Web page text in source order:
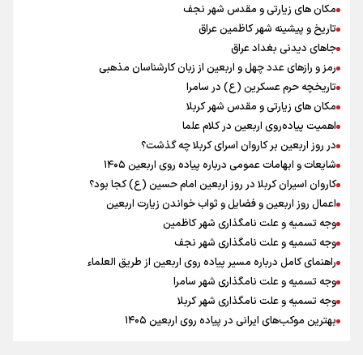
امیررضا غلامی، ملی پوش تکواندو : تمرکزم روی مسابقات پاکستان است نه
بازی های آسیایی
کانادا دو مظنون تیراندازی در نزدیکی کنسولگری آمریکا را بازداشت کرد
رادین زینالی، ملی پوش تکواندو : قدم به قدم تلاش می کنم تا به طلای
المپیک برسم
اردوی تیم ملی تکواندو
نصیری: امیدوارم با خوشرنگ‌ترین مدال‌ها به ایران برگردیم/ حضور شهاب
حسینی در اردو به تیم انگیزه می‌دهد/ امیدوارم پرسپولیس فصل موفقی
داشته باشد
در ادامه سیاست جوان‌گرایی در پرسپولیس؛ ستاره‌های امید به بزرگسالان
اضافه شدند
مکان های زیارتی و مقدس شهر نجف
تاریخ و پیشینه شهر کاظمین عراق
جاهای دیدنی بغداد عراق
رمز و رازهای عدد چهل و اربعین از زبان کارشناسان مذهبی
تاریخچه حرم عسکرین (ع) در سامرا
مکان های زیارتی و مقدس شهر کربلا
اهمیت پیاده‌روی اربعین در کلام علما
در روز اربعین بر کاروان اسرای کربلا چه گذشت؟
شایعات و ابهامات عمومی درباره پیاده روی اربعین ۱۴۰۵
کاروان اسیران کربلا در روز اربعین امام حسین (ع) کجا بود؟
اعمال روز اربعین و فضایل و ثواب خواندن زیارت اربعین
وجه تسمیه و علت نامگذاری شهر کاظمین
وجه تسمیه و علت نامگذاری شهر نجف
راهنمای کامل درباره مسیر پیاده روی اربعین از طریق العلماء
وجه تسمیه و علت نامگذاری شهر سامرا
وجه تسمیه و علت نامگذاری شهر کربلا
بهترین موکب‌های ایرانی در پیاده روی اربعین ۱۴۰۵